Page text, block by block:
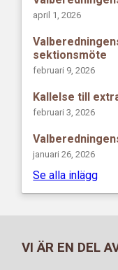
april 1, 2026
sektionsmöte
februari 9, 2026
Kallelse till
februari 3, 2026
januari 26, 2026
Se alla inlägg
VI ÄR EN DEL